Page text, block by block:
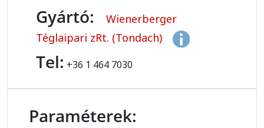
Gyártó:
Wienerberger
Téglaipari zRt. (Tondach)
Tel: +36 1 464 7030
Paraméterek: